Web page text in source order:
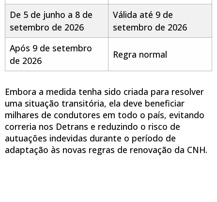
De 5 de junho a 8 de
setembro de 2026
Válida até 9 de
setembro de 2026
Após 9 de setembro
de 2026
Regra normal
Embora a medida tenha sido criada para resolver
uma situação transitória, ela deve beneficiar
milhares de condutores em todo o país, evitando
correria nos Detrans e reduzindo o risco de
autuações indevidas durante o período de
adaptação às novas regras de renovação da CNH.